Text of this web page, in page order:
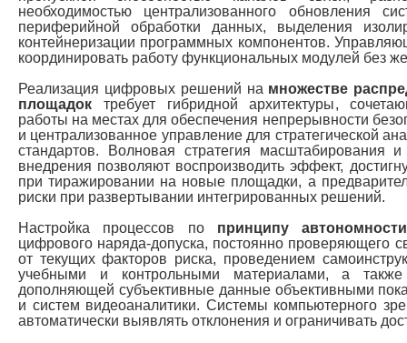
необходимостью централизованного обновления
периферийной обработки данных, выделения
контейнеризации программных компонентов.
координировать работу функциональных модулей без
Реализация цифровых решений на множестве
площадок требует гибридной архитектуры,
работы на местах для обеспечения непрерывности
и централизованное управление для стратегической
стандартов. Волновая стратегия масштабирования
внедрения позволяют воспроизводить эффект,
при тиражировании на новые площадки, а
риски при развертывании интегрированных решений.
Настройка процессов по принципу автономности
цифрового наряда-допуска, постоянно проверяющего
от текущих факторов риска, проведением
учебными и контрольными материалами, а также
дополняющей субъективные данные объективными
и систем видеоаналитики. Системы компьютерного
автоматически выявлять отклонения и ограничивать